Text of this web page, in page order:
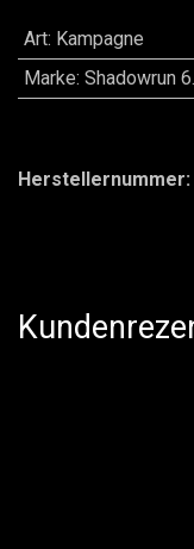
Art: Kampagne
Marke: Shadowrun
Herstellernummer: